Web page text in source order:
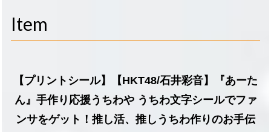
Item
【プリントシール】【HKT48/石井彩音】『あーた
ん』手作り応援うちわや うちわ文字シールでファ
ンサをゲット！推し活、推しうちわ作りのお手伝